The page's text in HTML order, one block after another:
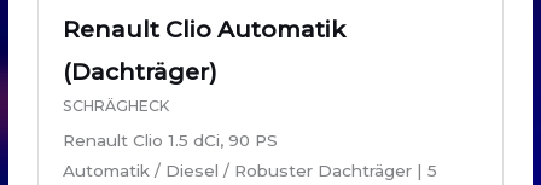
Renault Clio Automatik
(Dachträger)
SCHRÄGHECK
Renault Clio 1.5 dCi, 90 PS
Automatik / Diesel / Robuster Dachträger | 5